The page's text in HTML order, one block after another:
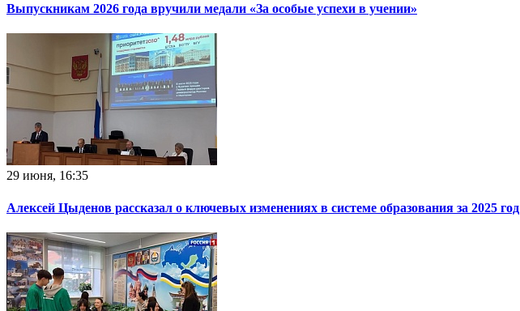
Выпускникам 2026 года вручили медали «За особые успехи в учении»
29 июня, 16:35
Алексей Цыденов рассказал о ключевых изменениях в системе образования за 2025 год